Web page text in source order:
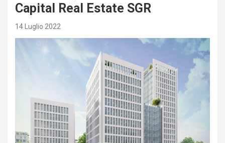
Capital Real Estate SGR
14 Luglio 2022